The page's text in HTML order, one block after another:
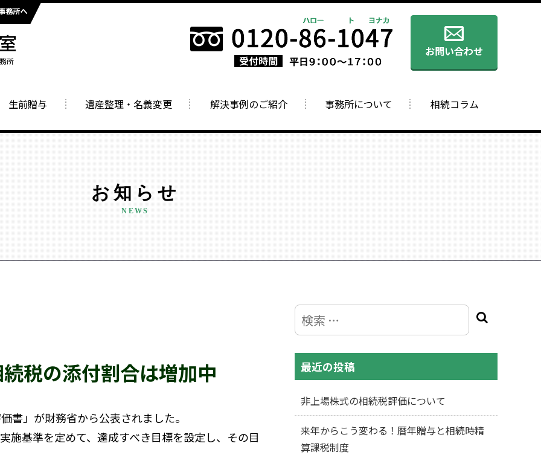
生前贈与 遺産整理・名義変更 解決事例のご紹介 事務所について 相続コラム
お知らせ
税の添付割合は増加中
」が財務省から公表されました。
基準を定めて、達成すべき目標を設定し、その目
最近の投稿
非上場株式の相続税評価について
来年からこう変わる！暦年贈与と相続時精
算課税制度